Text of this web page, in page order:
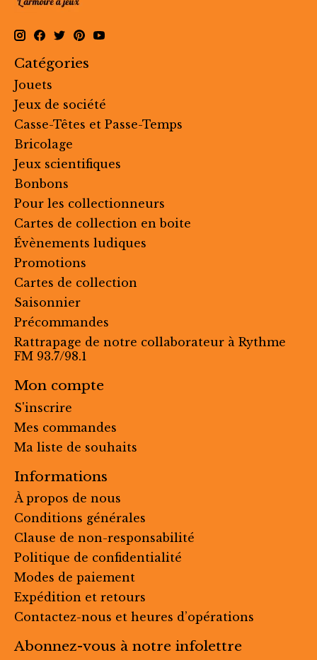
Catégories
Jouets
Jeux de société
Casse-Têtes et Passe-Temps
Bricolage
Jeux scientifiques
Bonbons
Pour les collectionneurs
Cartes de collection en boite
Évènements ludiques
Promotions
Cartes de collection
Saisonnier
Précommandes
Rattrapage de notre collaborateur à Rythme
FM 93.7/98.1
Mon compte
S'inscrire
Mes commandes
Ma liste de souhaits
Informations
À propos de nous
Conditions générales
Clause de non-responsabilité
Politique de confidentialité
Modes de paiement
Expédition et retours
Contactez-nous et heures d’opérations
Abonnez-vous à notre infolettre